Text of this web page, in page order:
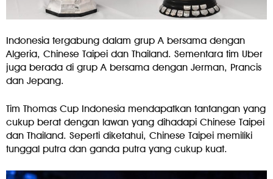
Indonesia tergabung dalam grup A bersama dengan
Algeria, Chinese Taipei dan Thailand. Sementara tim Uber
juga berada di grup A bersama dengan Jerman, Prancis
dan Jepang.
Tim Thomas Cup Indonesia mendapatkan tantangan yang
cukup berat dengan lawan yang dihadapi Chinese Taipei
dan Thailand. Seperti diketahui, Chinese Taipei memiliki
tunggal putra dan ganda putra yang cukup kuat.